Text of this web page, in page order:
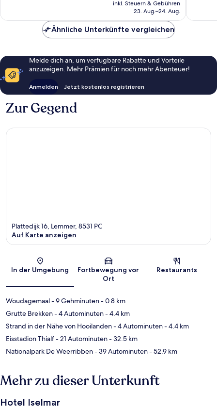
beträgt
inkl. Steuern & Gebühren
23. Aug.–24. Aug.
Ähnliche Unterkünfte vergleichen
Melde dich an, um verfügbare Rabatte und Vorteile
anzuzeigen. Mehr Prämien für noch mehr Abenteuer!
Anmelden Jetzt kostenlos registrieren
Zur Gegend
Karte
Plattedijk 16, Lemmer, 8531 PC
Auf Karte anzeigen
In der Umgebung
Fortbewegung vor
Ort
Restaurants
Woudagemaal- 9 Gehminuten- 0.8 km
Grutte Brekken- 4 Autominuten- 4.4 km
Strand in der Nähe von Hooilanden- 4 Autominuten- 4.4 km
Eisstadion Thialf- 21 Autominuten- 32.5 km
Nationalpark De Weerribben- 39 Autominuten- 52.9 km
Mehr zu dieser Unterkunft
Hotel Iselmar